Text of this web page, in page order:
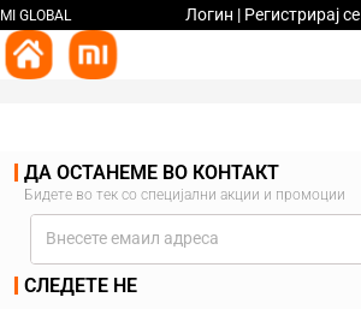
MI GLOBAL Логин | Регистрирај се
ДА ОСТАНЕМЕ ВО КОНТАКТ
Бидете во тек со специјални акции и промоции
СЛЕДЕТЕ НЕ